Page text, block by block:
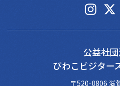
公益社
びわこビジター
〒520-0806 滋